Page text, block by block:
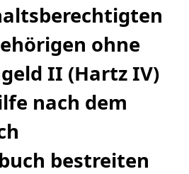
ohne
II (Hartz IV)
nach dem
bestreiten